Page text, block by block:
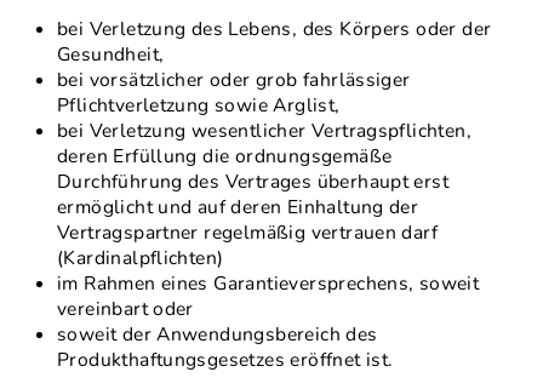
bei Verletzung des Lebens, des Körpers oder der
Gesundheit,
bei vorsätzlicher oder grob fahrlässiger
Pflichtverletzung sowie Arglist,
bei Verletzung wesentlicher Vertragspflichten,
deren Erfüllung die ordnungsgemäße
Durchführung des Vertrages überhaupt erst
ermöglicht und auf deren Einhaltung der
Vertragspartner regelmäßig vertrauen darf
(Kardinalpflichten)
im Rahmen eines Garantieversprechens, soweit
vereinbart oder
soweit der Anwendungsbereich des
Produkthaftungsgesetzes eröffnet ist.